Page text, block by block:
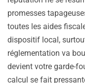
promesses
toutes les aides
dispositif local,
réglementation va
devient votre garde-
calcul se fait